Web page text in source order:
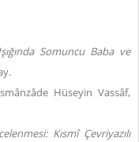
Somuncu Baba ve
Hüseyin Vassâf,
Kısmî Çevriyazılı